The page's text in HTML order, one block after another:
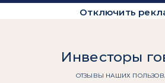
Отключить
Инвесторы
ОТЗЫВЫ НАШИХ